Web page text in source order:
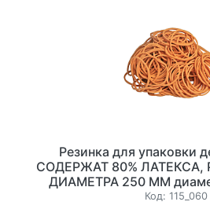
Резинка для упаковки
СОДЕРЖАТ 80%
ДИАМЕТРА 250 ММ
Код: 115_060